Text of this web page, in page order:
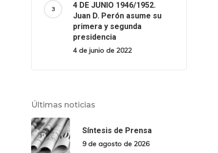
4 DE JUNIO 1946/1952.
Juan D. Perón asume su
primera y segunda
presidencia
4 de junio de 2022
Últimas noticias
Síntesis de Prensa
9 de agosto de 2026